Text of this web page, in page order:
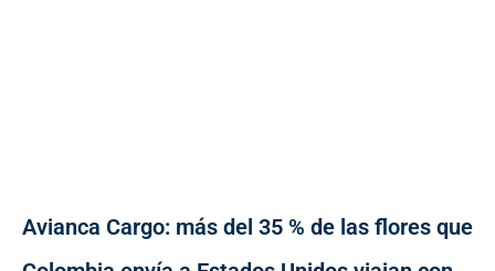
Avianca Cargo: más del 35 % de las flores que